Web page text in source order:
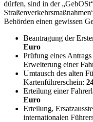
dürfen, sind in der
Behörden einen gewissen
Beantragung der
Euro
Prüfung eines
Erweiterung einer
Umtausch des alten
Kartenführerschein:
Erteilung einer
Euro
Erteilung,
internationalen